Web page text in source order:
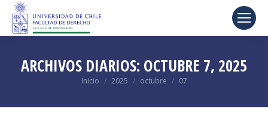
ARCHIVOS DIARIOS: OCTUBRE 7, 2025
Estás aquí:
Inicio 2025 octubre 07